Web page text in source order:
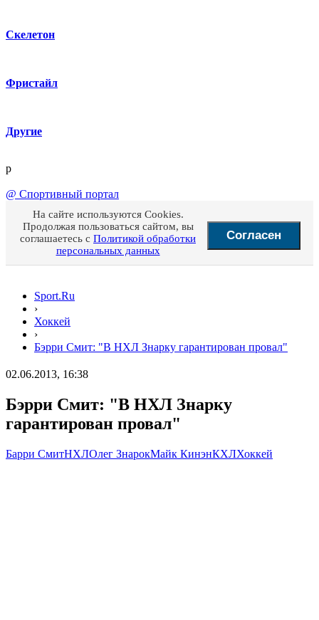
Скелетон
Фристайл
Другие
p
@ Спортивный портал
На сайте используются Cookies.
Продолжая пользоваться сайтом, вы
соглашаетесь с Политикой обработки
персональных данных
Согласен
Sport.Ru
›
Хоккей
›
Бэрри Смит: "В НХЛ Знарку гарантирован провал"
02.06.2013, 16:38
Бэрри Смит: "В НХЛ Знарку
гарантирован провал"
Барри СмитНХЛОлег ЗнарокМайк КинэнКХЛХоккей